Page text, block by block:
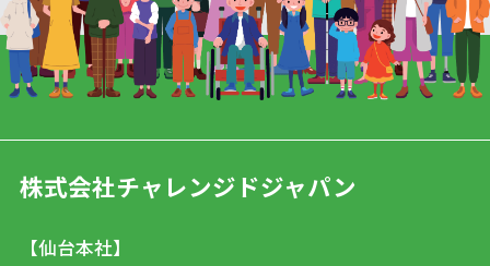
株式会社チャレンジドジャパン
【仙台本社】